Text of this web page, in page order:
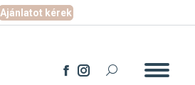
Ajánlatot kérek
Facebook
Instagram
Search: